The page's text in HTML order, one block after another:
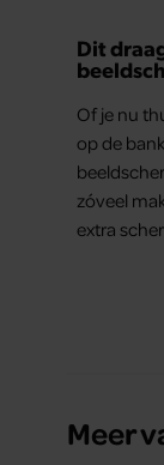
Dit
binge-
Of je nu
op de
zóveel
extra
Meer